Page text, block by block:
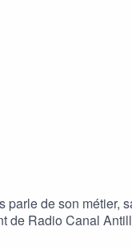
de son métier,
de Radio Canal
en sorte que